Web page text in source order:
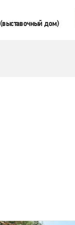
(выставочный дом)